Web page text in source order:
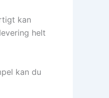
kan
helt
kan du